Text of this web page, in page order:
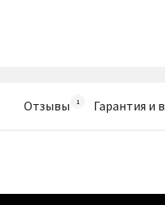
Отзывы Гарантия и